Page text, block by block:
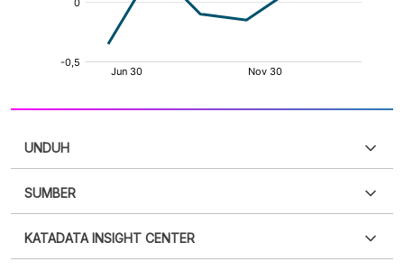
UNDUH
XLS
SUMBER
punya akun?Silakan Daftar sekarang
KATADATA INSIGHT CENTER